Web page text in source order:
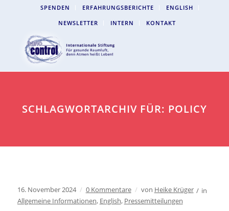
SPENDEN ERFAHRUNGSBERICHTE
ENGLISH
NEWSLETTER
INTERN KONTAKT
SCHLAGWORTARCHIV FÜR: POLICY
16. November 2024 / 0 Kommentare / von Heike Krüger / in
Allgemeine Informationen, English, Pressemitteilungen